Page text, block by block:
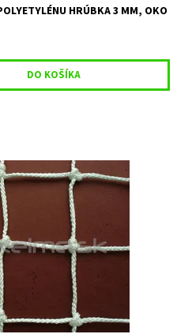
HRÚBKA 3 MM, OKO
úpravou vhodná na
deliaca sieť, na tenisové kurty
Polypropylén Hrúbka: 3 mm